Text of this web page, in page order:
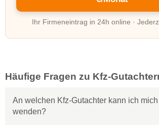
Ihr Firmeneintrag in 24h online ·
Häufige Fragen zu Kfz-
An welchen Kfz-Gutachter kann ich mich
wenden?